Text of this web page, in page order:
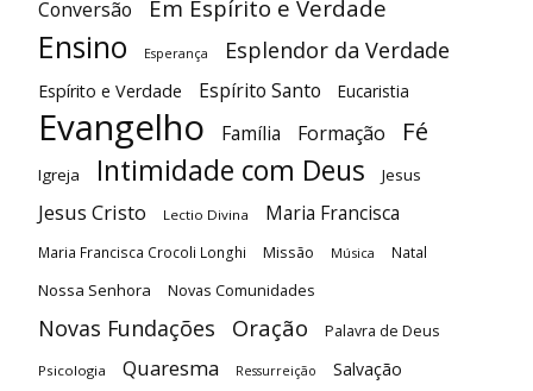
Conversão Em Espírito e Verdade
Ensino Esperança Esplendor da Verdade
Espírito e Verdade Espírito Santo Eucaristia
Evangelho Família Formação Fé
Igreja Intimidade com Deus Jesus
Jesus Cristo Lectio Divina Maria Francisca
Maria Francisca Crocoli Longhi Missão Música Natal
Nossa Senhora Novas Comunidades
Novas Fundações Oração Palavra de Deus
Psicologia Quaresma Ressurreição Salvação